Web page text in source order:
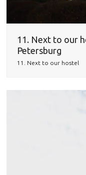
11. Next to our
Petersburg
11. Next to our hostel